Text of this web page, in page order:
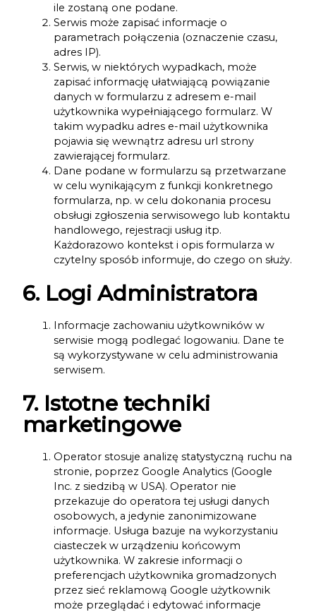
ile zostaną one podane.
Serwis może zapisać informacje o
parametrach połączenia (oznaczenie czasu,
adres IP).
Serwis, w niektórych wypadkach, może
zapisać informację ułatwiającą powiązanie
danych w formularzu z adresem e-mail
użytkownika wypełniającego formularz. W
takim wypadku adres e-mail użytkownika
pojawia się wewnątrz adresu url strony
zawierającej formularz.
Dane podane w formularzu są przetwarzane
w celu wynikającym z funkcji konkretnego
formularza, np. w celu dokonania procesu
obsługi zgłoszenia serwisowego lub kontaktu
handlowego, rejestracji usług itp.
Każdorazowo kontekst i opis formularza w
czytelny sposób informuje, do czego on służy.
6. Logi Administratora
Informacje zachowaniu użytkowników w
serwisie mogą podlegać logowaniu. Dane te
są wykorzystywane w celu administrowania
serwisem.
7. Istotne techniki
marketingowe
Operator stosuje analizę statystyczną ruchu na
stronie, poprzez Google Analytics (Google
Inc. z siedzibą w USA). Operator nie
przekazuje do operatora tej usługi danych
osobowych, a jedynie zanonimizowane
informacje. Usługa bazuje na wykorzystaniu
ciasteczek w urządzeniu końcowym
użytkownika. W zakresie informacji o
preferencjach użytkownika gromadzonych
przez sieć reklamową Google użytkownik
może przeglądać i edytować informacje